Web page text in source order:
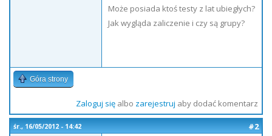
Może posiada ktoś testy z lat ubiegłych?
Jak wygląda zaliczenie i czy są grupy?
Góra strony
Zaloguj sięalbo zarejestruj aby dodać komentarz
śr., 16/05/2012 - 14:42
#2